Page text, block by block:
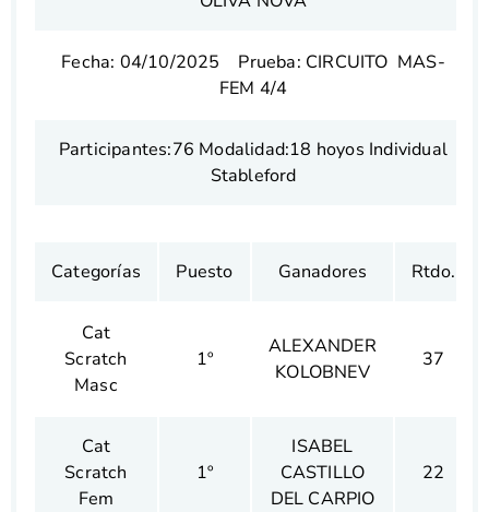
Fecha: 04/10/2025 Prueba: CIRCUITO MAS-
FEM 4/4
Participantes:76 Modalidad:18 hoyos Individual
Stableford
Categorías Puesto Ganadores Rtdo.
Cat
Scratch
Masc
1º
ALEXANDER
KOLOBNEV
37
Cat
Scratch
Fem
1º
ISABEL
CASTILLO
DEL CARPIO
22